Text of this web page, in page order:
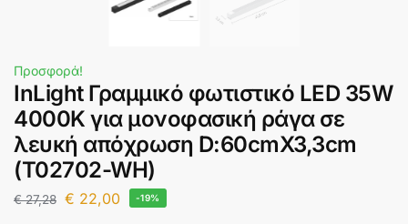
Προσφορά!
InLight Γραμμικό φωτιστικό LED 35W
4000K για μονοφασική ράγα σε
λευκή απόχρωση D:60cmX3,3cm
(T02702-WH)
€27,28 € 22,00 -19%